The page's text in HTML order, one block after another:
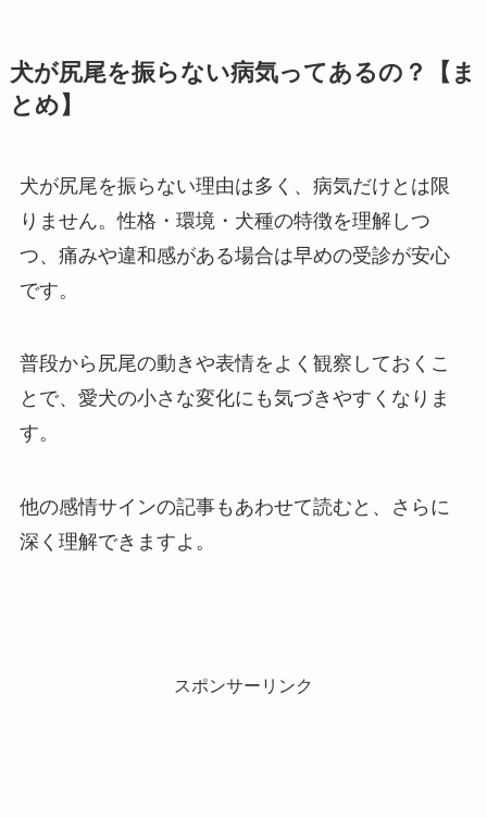
犬が尻尾を振らない病気ってあるの？【ま
とめ】
犬が尻尾を振らない理由は多く、病気だけとは限
りません。性格・環境・犬種の特徴を理解しつ
つ、痛みや違和感がある場合は早めの受診が安心
です。
普段から尻尾の動きや表情をよく観察しておくこ
とで、愛犬の小さな変化にも気づきやすくなりま
す。
他の感情サインの記事もあわせて読むと、さらに
深く理解できますよ。
スポンサーリンク